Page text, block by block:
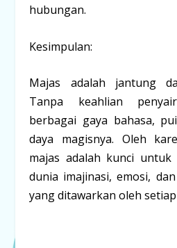
hubungan.
Kesimpulan:
Majas adalah jantung
Tanpa keahlian
berbagai gaya bahasa,
daya magisnya. Oleh
majas adalah kunci
dunia imajinasi, emosi,
yang ditawarkan oleh